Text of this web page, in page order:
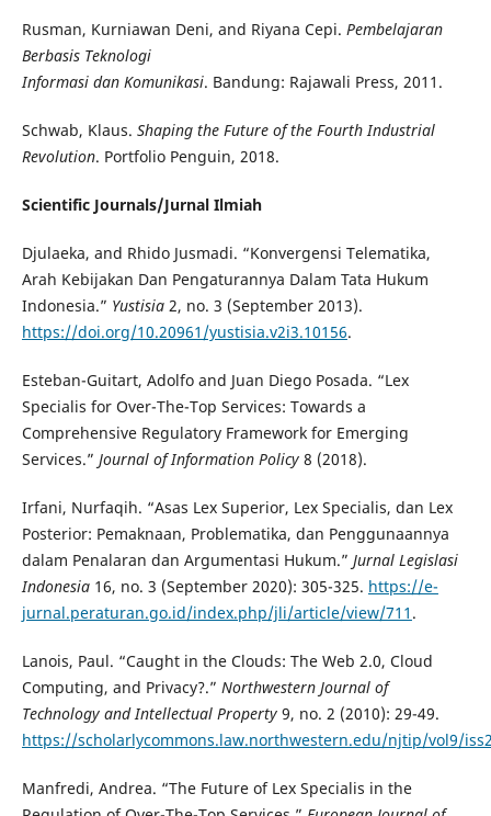
Rusman, Kurniawan Deni, and Riyana Cepi. Pembelajaran
Berbasis Teknologi
Informasi dan Komunikasi. Bandung: Rajawali Press, 2011.
Schwab, Klaus. Shaping the Future of the Fourth Industrial
Revolution. Portfolio Penguin, 2018.
Scientific Journals/Jurnal Ilmiah
Djulaeka, and Rhido Jusmadi. “Konvergensi Telematika,
Arah Kebijakan Dan Pengaturannya Dalam Tata Hukum
Indonesia.” Yustisia2, no. 3 (September 2013).
https://doi.org/10.20961/yustisia.v2i3.10156.
Esteban-Guitart, Adolfo and Juan Diego Posada. “Lex
Specialis for Over-The-Top Services: Towards a
Comprehensive Regulatory Framework for Emerging
Services.” Journal of Information Policy8 (2018).
Irfani, Nurfaqih. “Asas Lex Superior, Lex Specialis, dan Lex
Posterior: Pemaknaan, Problematika, dan Penggunaannya
dalam Penalaran dan Argumentasi Hukum.” Jurnal Legislasi
Indonesia 16, no. 3 (September 2020): 305-325. https://e-
jurnal.peraturan.go.id/index.php/jli/article/view/711 .
Lanois, Paul. “Caught in the Clouds: The Web 2.0, Cloud
Computing, and Privacy?.” Northwestern Journal of
Technology and Intellectual Property9, no. 2 (2010): 29-49.
https://scholarlycommons.law.northwestern.edu/njtip/vol9/
Manfredi, Andrea. “The Future of Lex Specialis in the